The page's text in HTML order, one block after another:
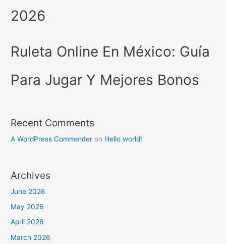
2026
Ruleta Online En México: Guía
Para Jugar Y Mejores Bonos
Recent Comments
A WordPress Commenter on Hello world!
Archives
June 2026
May 2026
April 2026
March 2026